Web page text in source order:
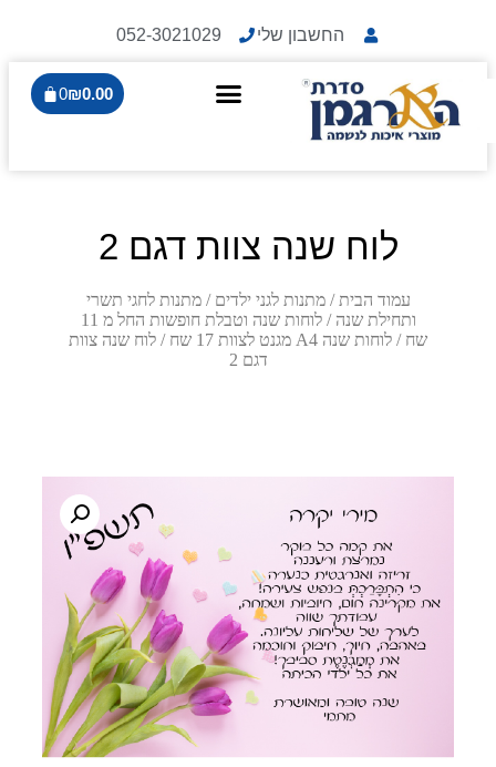
החשבון שלי 052-3021029
₪0.00
0
לוח שנה צוות דגם 2
עמוד הבית /מתנות לגני ילדים /מתנות לחגי תשרי
ותחילת שנה /
לוחות שנה וטבלת חופשות החל מ 11
שח / לוחות שנה A4 מגנט לצוות 17 שח
/ לוח שנה צוות
דגם 2